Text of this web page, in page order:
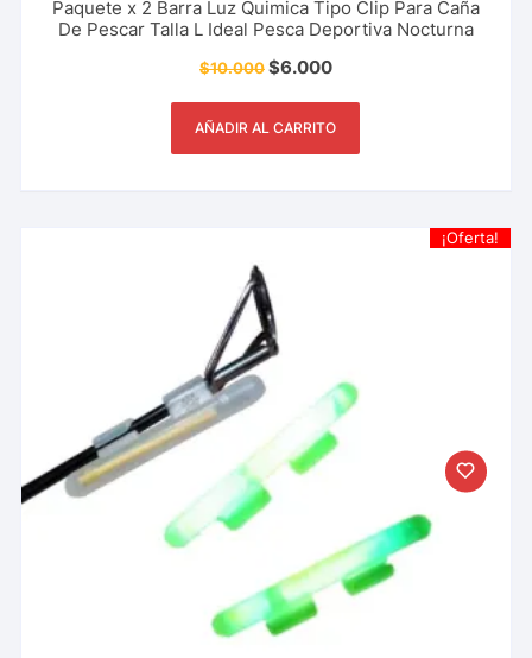
Paquete x 2 Barra Luz Quimica Tipo Clip Para Caña
De Pescar Talla L Ideal Pesca Deportiva Nocturna
$10.000$6.000
AÑADIR AL CARRITO
¡Oferta!